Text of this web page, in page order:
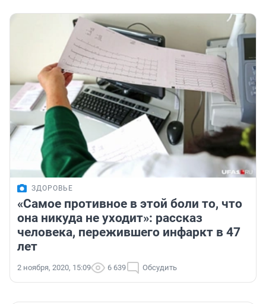
ЗДОРОВЬЕ
«Самое противное в этой боли то, что
она никуда не уходит»: рассказ
человека, пережившего инфаркт в 47
лет
2 ноября, 2020, 15:09 6 639 Обсудить